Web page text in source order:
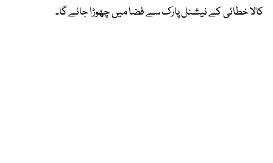
کالا خطائی کے نیشنل پارک سے فضا میں چھوڑا جائے گا۔